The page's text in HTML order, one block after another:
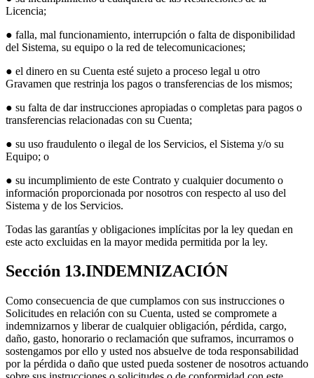
Licencia;
● falla, mal funcionamiento, interrupción o falta de disponibilidad
del Sistema, su equipo o la red de telecomunicaciones;
● el dinero en su Cuenta esté sujeto a proceso legal u otro
Gravamen que restrinja los pagos o transferencias de los mismos;
● su falta de dar instrucciones apropiadas o completas para pagos o
transferencias relacionadas con su Cuenta;
● su uso fraudulento o ilegal de los Servicios, el Sistema y/o su
Equipo; o
● su incumplimiento de este Contrato y cualquier documento o
información proporcionada por nosotros con respecto al uso del
Sistema y de los Servicios.
Todas las garantías y obligaciones implícitas por la ley quedan en
este acto excluidas en la mayor medida permitida por la ley.
Sección 13.INDEMNIZACIÓN
Como consecuencia de que cumplamos con sus instrucciones o
Solicitudes en relación con su Cuenta, usted se compromete a
indemnizarnos y liberar de cualquier obligación, pérdida, cargo,
daño, gasto, honorario o reclamación que suframos, incurramos o
sostengamos por ello y usted nos absuelve de toda responsabilidad
por la pérdida o daño que usted pueda sostener de nosotros actuando